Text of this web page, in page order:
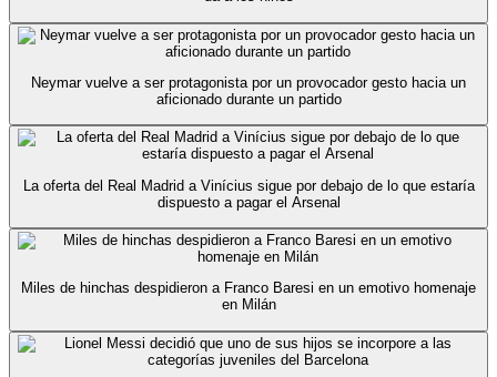
Neymar vuelve a ser protagonista por un provocador gesto hacia un
aficionado durante un partido
La oferta del Real Madrid a Vinícius sigue por debajo de lo que estaría
dispuesto a pagar el Arsenal
Miles de hinchas despidieron a Franco Baresi en un emotivo homenaje
en Milán